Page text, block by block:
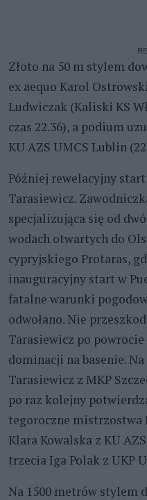
Złoto na 50 m stylem
ex aequo Karol
Ludwiczak (Kaliski KS
czas 22.36), a podium
KU AZS UMCS Lublin
Później rewelacyjny
Tarasiewicz.
specjalizująca się od
wodach otwartych do
cypryjskiego Protaras,
inauguracyjny start w
fatalne warunki
odwołano. Nie
Tarasiewicz po
dominacji na basenie.
Tarasiewicz z MKP
po raz kolejny
tegoroczne mistrzostwa
Klara Kowalska z KU
trzecia Iga Polak z UKP
Na 1500 metrów stylem